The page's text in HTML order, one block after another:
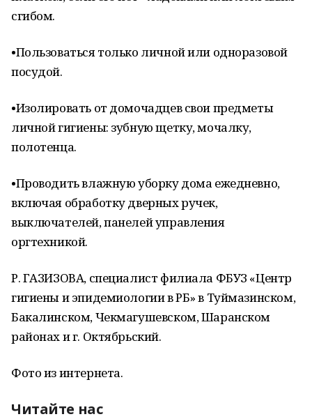
сгибом.
•Пользоваться только личной или одноразовой
посудой.
•Изолировать от домочадцев свои предметы
личной гигиены: зубную щетку, мочалку,
полотенца.
•Проводить влажную уборку дома ежедневно,
включая обработку дверных ручек,
выключателей, панелей управления
оргтехникой.
Р. ГАЗИЗОВА, специалист филиала ФБУЗ «Центр
гигиены и эпидемиологии в РБ» в Туймазинском,
Бакалинском, Чекмагушевском, Шаранском
районах и г. Октябрьский.
Фото из интернета.
Читайте нас